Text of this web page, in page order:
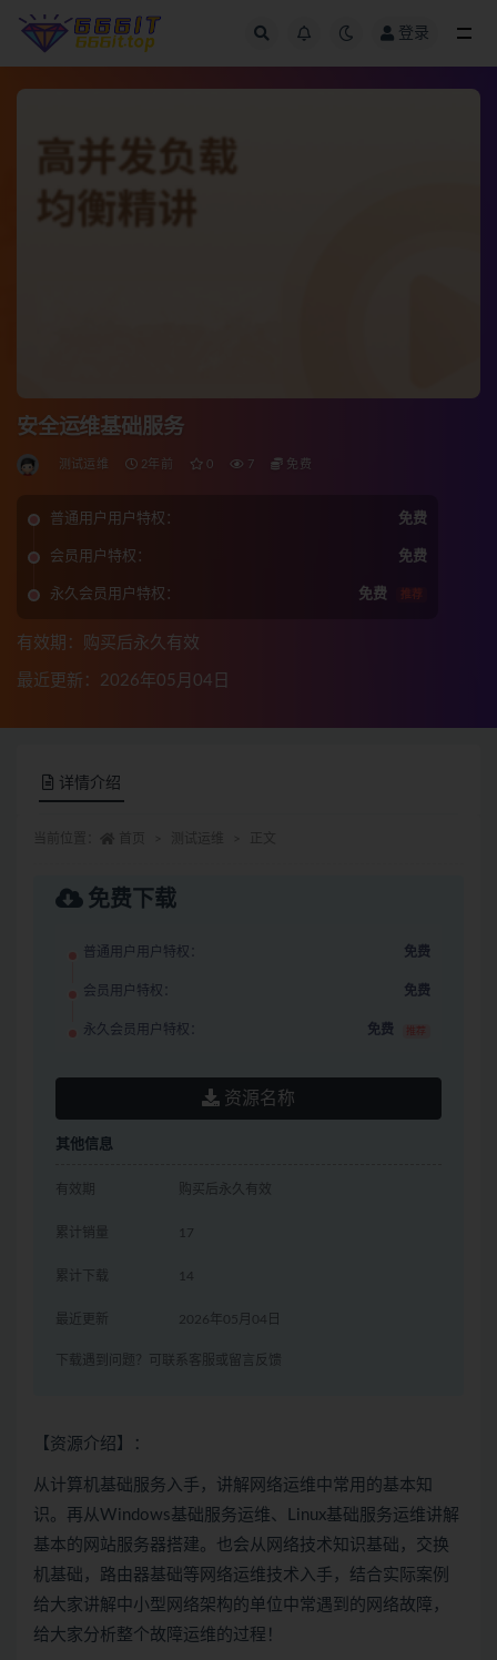
登录
安全运维基础服务
测试运维 2年前 0 7 免费
普通用户用户特权： 免费
会员用户特权： 免费
永久会员用户特权： 免费 推荐
有效期：购买后永久有效
最近更新：2026年05月04日
详情介绍
免费下载
普通用户用户特权： 免费
会员用户特权： 免费
永久会员用户特权： 免费 推荐
资源名称
其他信息
有效期 购买后永久有效
累计销量 17
累计下载 14
最近更新 2026年05月04日
下载遇到问题？可联系客服或留言反馈
【资源介绍】：
从计算机基础服务入手，讲解网络运维中常用的基本知
识。再从Windows基础服务运维、Linux基础服务运维讲解
基本的网站服务器搭建。也会从网络技术知识基础，交换
机基础，路由器基础等网络运维技术入手，结合实际案例
给大家讲解中小型网络架构的单位中常遇到的网络故障，
给大家分析整个故障运维的过程！